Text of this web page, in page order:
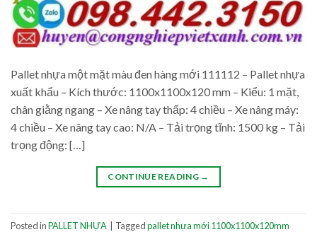
Pallet nhựa một mặt màu đen hàng mới 111112 – Pallet nhựa
xuất khẩu – Kích thước: 1100x1100x120 mm – Kiểu: 1 mặt,
chân giằng ngang – Xe nâng tay thấp: 4 chiều – Xe nâng máy:
4 chiều – Xe nâng tay cao: N/A – Tải trọng tĩnh: 1500 kg – Tải
trọng động: […]
CONTINUE READING →
Posted inPALLET NHỰA Taggedpallet nhựa mới 1100x1100x120mm